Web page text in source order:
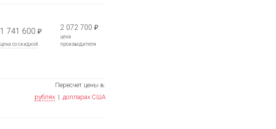
1 741 600 ₽
цена со скидкой
2 072 700₽
цена
производителя
Пересчет цены в:
рублях | долларах США